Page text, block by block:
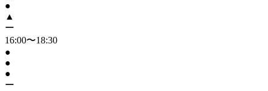
●
▲
ー
16:00〜18:30
●
●
●
ー